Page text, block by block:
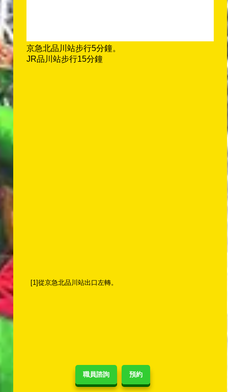
職員諮詢 預約
京急北品川站步行5分鐘。
JR品川站步行15分鐘
[1]從京急北品川站出口左轉。